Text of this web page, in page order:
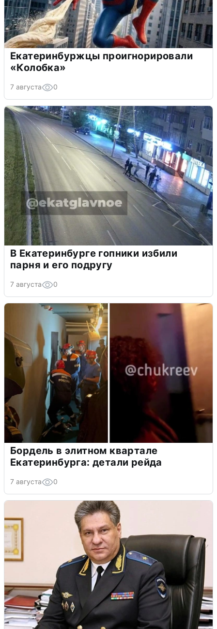
Екатеринбуржцы проигнорировали
«Колобка»
7 августа 0
В Екатеринбурге гопники избили
парня и его подругу
7 августа 0
Бордель в элитном квартале
Екатеринбурга: детали рейда
7 августа 0